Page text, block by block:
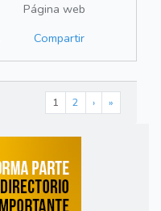
Página web
Compartir
1 2 › »